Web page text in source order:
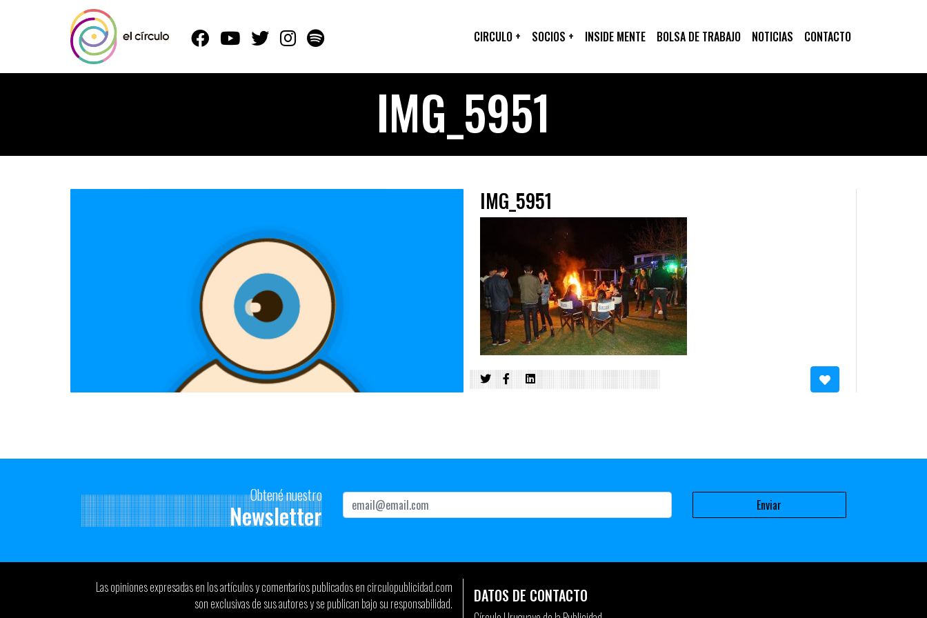
CIRCULO + SOCIOS + INSIDE MENTE BOLSA DE TRABAJO NOTICIAS CONTACTO
IMG_5951
IMG_5951
Obtené nuestro
Newsletter
Las opiniones expresadas en los artículos y comentarios publicados en circulopublicidad.com
son exclusivas de sus autores y se publican bajo su responsabilidad.
DATOS DE CONTACTO